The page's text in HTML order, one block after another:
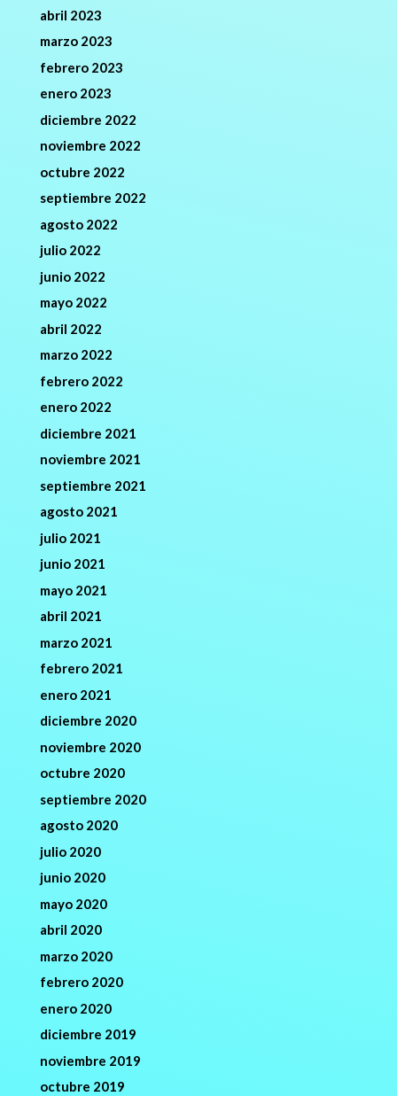
abril 2023
marzo 2023
febrero 2023
enero 2023
diciembre 2022
noviembre 2022
octubre 2022
septiembre 2022
agosto 2022
julio 2022
junio 2022
mayo 2022
abril 2022
marzo 2022
febrero 2022
enero 2022
diciembre 2021
noviembre 2021
septiembre 2021
agosto 2021
julio 2021
junio 2021
mayo 2021
abril 2021
marzo 2021
febrero 2021
enero 2021
diciembre 2020
noviembre 2020
octubre 2020
septiembre 2020
agosto 2020
julio 2020
junio 2020
mayo 2020
abril 2020
marzo 2020
febrero 2020
enero 2020
diciembre 2019
noviembre 2019
octubre 2019